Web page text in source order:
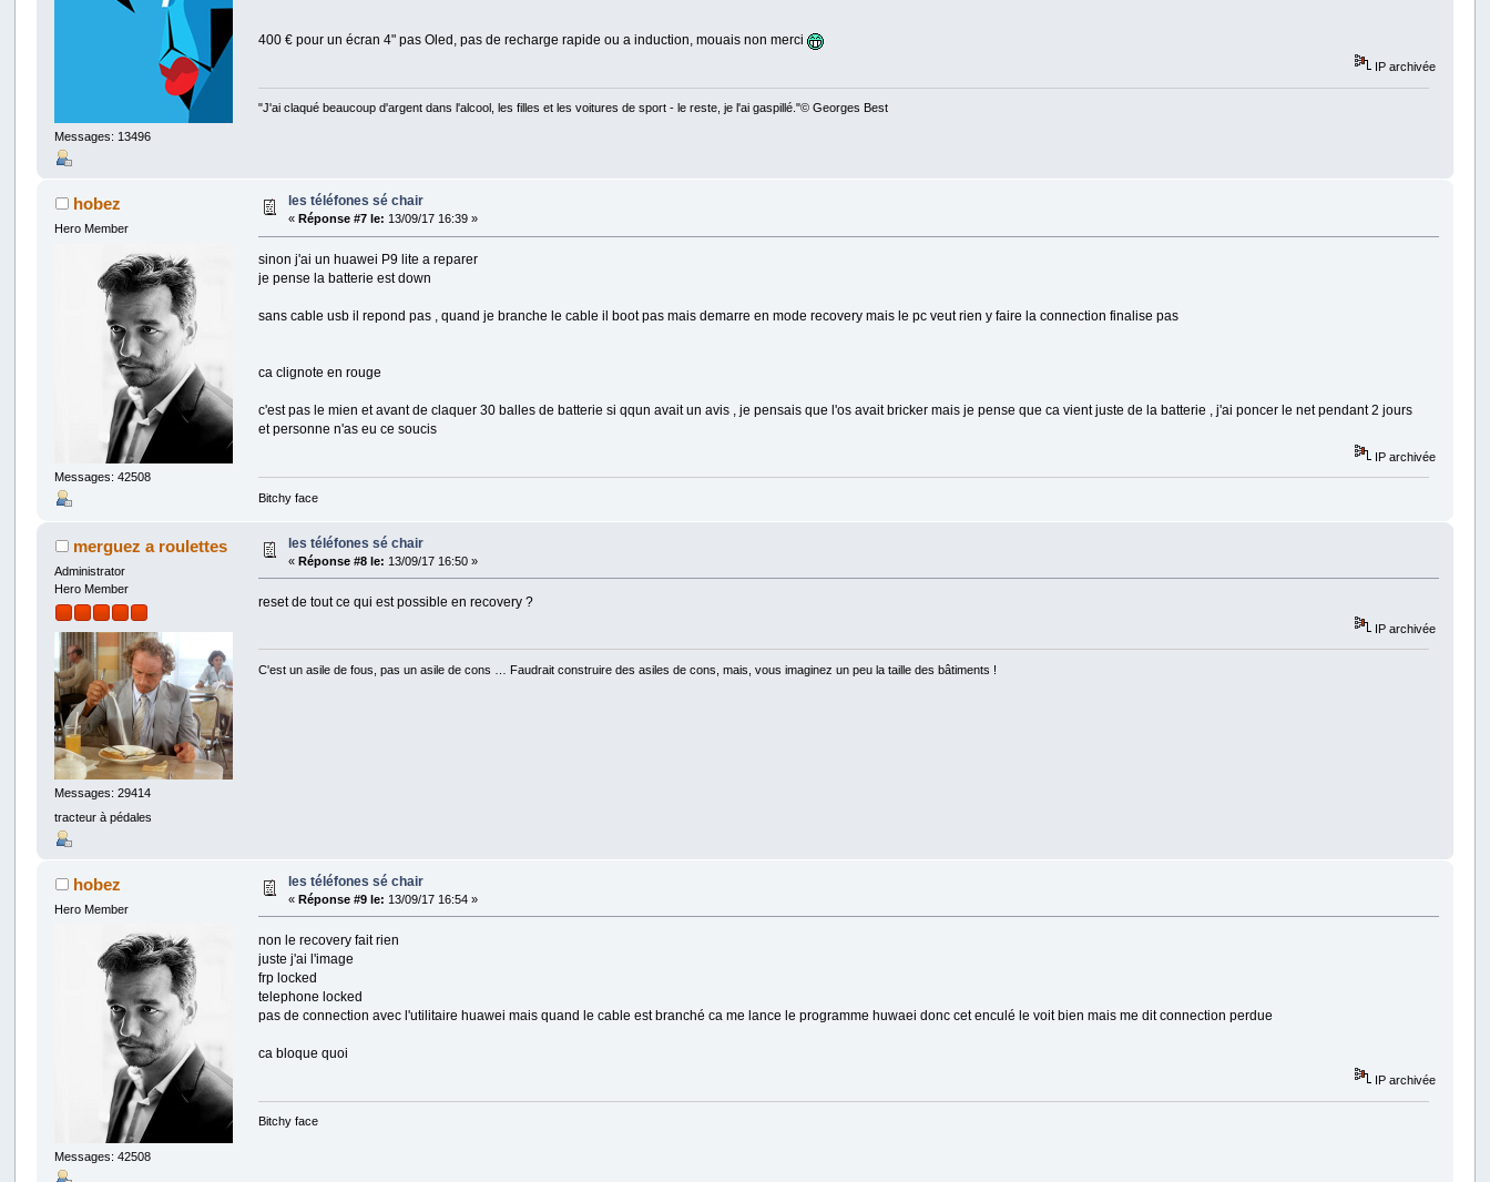
Messages: 13496
400 € pour un écran 4" pas Oled, pas de recharge rapide ou a induction, mouais non merci
IP archivée
"J'ai claqué beaucoup d'argent dans l'alcool, les filles et les voitures de sport - le reste, je l'ai gaspillé."© Georges Best
hobez
Hero Member
Messages: 42508
les téléfones sé chair
« Réponse #7 le: 13/09/17 16:39 »
sinon j'ai un huawei P9 lite a reparer
je pense la batterie est down
sans cable usb il repond pas , quand je branche le cable il boot pas mais demarre en mode recovery mais le pc veut rien y faire la connection finalise pas
ca clignote en rouge
c'est pas le mien et avant de claquer 30 balles de batterie si qqun avait un avis , je pensais que l'os avait bricker mais je pense que ca vient juste de la batterie , j'ai poncer le net pendant 2 jours
et personne n'as eu ce soucis
IP archivée
Bitchy face
merguez a roulettes
Administrator
Hero Member
Messages: 29414
tracteur à pédales
les téléfones sé chair
«Réponse #8 le: 13/09/17 16:50 »
reset de tout ce qui est possible en recovery ?
IP archivée
C'est un asile de fous, pas un asile de cons … Faudrait construire des asiles de cons, mais, vous imaginez un peu la taille des bâtiments !
hobez
Hero Member
Messages: 42508
les téléfones sé chair
«Réponse #9 le: 13/09/17 16:54 »
non le recovery fait rien
juste j'ai l'image
frp locked
telephone locked
pas de connection avec l'utilitaire huawei mais quand le cable est branché ca me lance le programme huwaei donc cet enculé le voit bien mais me dit connection perdue
ca bloque quoi
IP archivée
Bitchy face